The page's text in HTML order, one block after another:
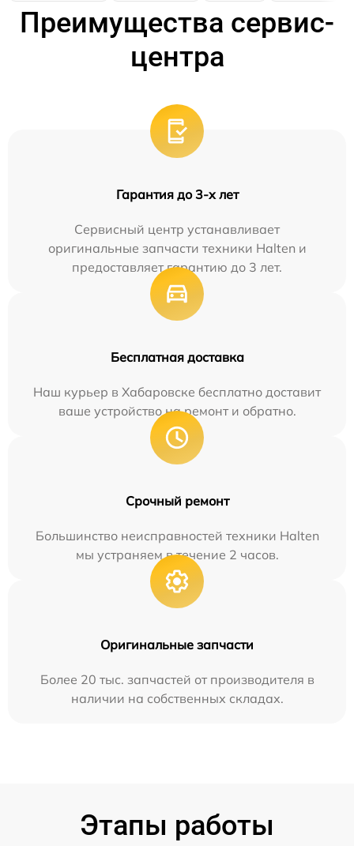
Преимущества сервис-
центра
Гарантия до 3-х лет
Сервисный центр устанавливает
оригинальные запчасти техники Halten и
предоставляет гарантию до 3 лет.
Бесплатная доставка
Наш курьер в Хабаровске бесплатно доставит
ваше устройство на ремонт и обратно.
Срочный ремонт
Большинство неисправностей техники Halten
мы устраняем в течение 2 часов.
Оригинальные запчасти
Более 20 тыс. запчастей от производителя в
наличии на собственных складах.
Этапы работы